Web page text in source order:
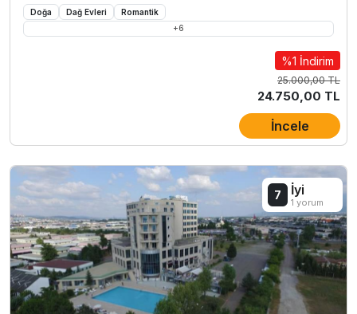
Doğa Dağ Evleri
Romantik
+6
%1 İndirim
25.000,00 TL
24.750,00 TL
İncele
7 İyi
1 yorum